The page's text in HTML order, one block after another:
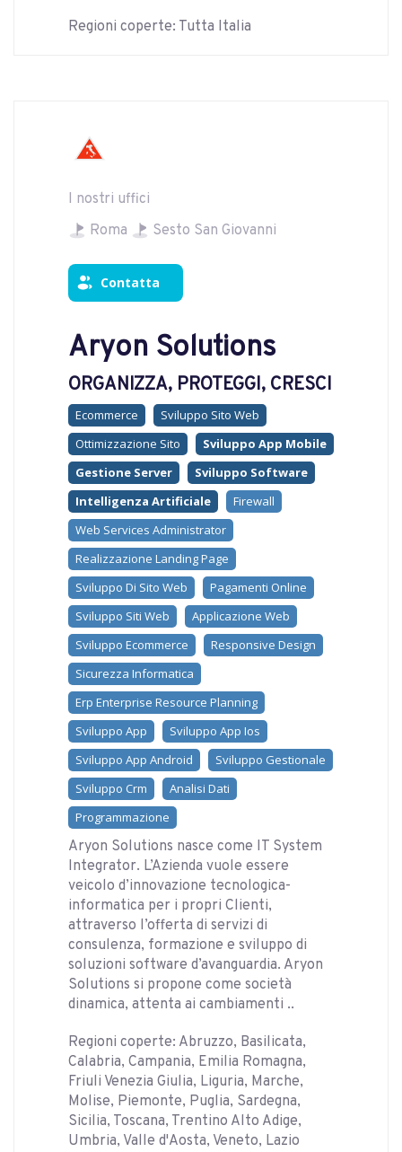
Regioni coperte: Tutta Italia
I nostri uffici
Roma
Sesto San Giovanni
Contatta
Aryon Solutions
ORGANIZZA, PROTEGGI, CRESCI
Ecommerce
Sviluppo Sito Web
Ottimizzazione Sito
Sviluppo App Mobile
Gestione Server
Sviluppo Software
Intelligenza Artificiale
Firewall
Web Services Administrator
Realizzazione Landing Page
Sviluppo Di Sito Web
Pagamenti Online
Sviluppo Siti Web
Applicazione Web
Sviluppo Ecommerce
Responsive Design
Sicurezza Informatica
Erp Enterprise Resource Planning
Sviluppo App
Sviluppo App Ios
Sviluppo App Android
Sviluppo Gestionale
Sviluppo Crm
Analisi Dati
Programmazione
Aryon Solutions nasce come IT System
Integrator. L’Azienda vuole essere
veicolo d’innovazione tecnologica-
informatica per i propri Clienti,
attraverso l’offerta di servizi di
consulenza, formazione e sviluppo di
soluzioni software d’avanguardia. Aryon
Solutions si propone come società
dinamica, attenta ai cambiamenti ..
Regioni coperte: Abruzzo, Basilicata,
Calabria, Campania, Emilia Romagna,
Friuli Venezia Giulia, Liguria, Marche,
Molise, Piemonte, Puglia, Sardegna,
Sicilia, Toscana, Trentino Alto Adige,
Umbria, Valle d'Aosta, Veneto, Lazio